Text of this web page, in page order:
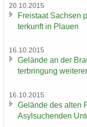
20.10.2015
Frei­staat Sach­sen
ter­kunft in Plau­en
16.10.2015
Ge­län­de an der
ter­brin­gung
16.10.2015
Ge­län­de des alten
Asyl­su­chen­den